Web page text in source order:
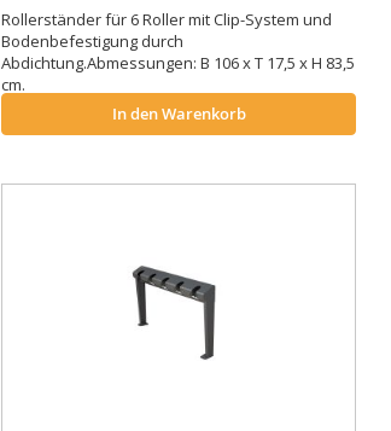
Rollerständer für 6 Roller mit Clip-System und
Bodenbefestigung durch
Abdichtung.Abmessungen: B 106 x T 17,5 x H 83,5
cm.
In den Warenkorb